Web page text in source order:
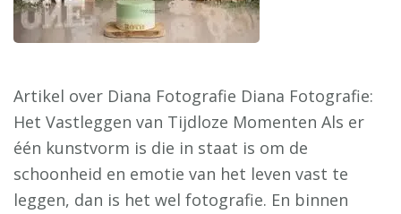
Artikel over Diana Fotografie Diana Fotografie:
Het Vastleggen van Tijdloze Momenten Als er
één kunstvorm is die in staat is om de
schoonheid en emotie van het leven vast te
leggen, dan is het wel fotografie. En binnen